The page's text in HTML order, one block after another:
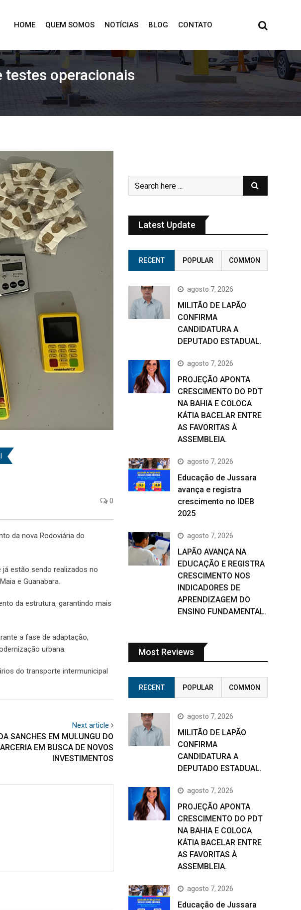
HOME QUEM SOMOS NOTÍCIAS BLOG CONTATO
testes operacionais
0
da nova Rodoviária do
estão sendo realizados no
e Guanabara.
da estrutura, garantindo mais
a fase de adaptação,
urbana.
do transporte intermunicipal
Next article
SANCHES EM MULUNGU DO
EM BUSCA DE NOVOS
INVESTIMENTOS
Latest Update
RECENT POPULAR COMMON
agosto 7, 2026
MILITÃO DE LAPÃO
CONFIRMA
CANDIDATURA A
DEPUTADO ESTADUAL.
agosto 7, 2026
PROJEÇÃO APONTA
CRESCIMENTO DO PDT
NA BAHIA E COLOCA
KÁTIA BACELAR ENTRE
AS FAVORITAS À
ASSEMBLEIA.
agosto 7, 2026
Educação de Jussara
avança e registra
crescimento no IDEB
2025
agosto 7, 2026
LAPÃO AVANÇA NA
EDUCAÇÃO E REGISTRA
CRESCIMENTO NOS
INDICADORES DE
APRENDIZAGEM DO
ENSINO FUNDAMENTAL.
Most Reviews
RECENT POPULAR COMMON
agosto 7, 2026
MILITÃO DE LAPÃO
CONFIRMA
CANDIDATURA A
DEPUTADO ESTADUAL.
agosto 7, 2026
PROJEÇÃO APONTA
CRESCIMENTO DO PDT
NA BAHIA E COLOCA
KÁTIA BACELAR ENTRE
AS FAVORITAS À
ASSEMBLEIA.
agosto 7, 2026
Educação de Jussara